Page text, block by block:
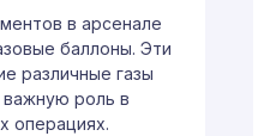
в арсенале
баллоны. Эти
различные газы
роль в
операциях.